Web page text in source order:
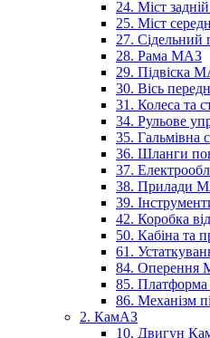
24. Міст
25. Міст
27.
28. Рама МАЗ
29. Підвіска
30. Вісь
31. Колеса та
34. Рульове
35. Гальмівна
36. Шланги
37.
38. Прилади
39.
42. Коробка
50. Кабіна та
61.
84. Оперення
85.
86. Механізм
2. КамАЗ
10. Двигун